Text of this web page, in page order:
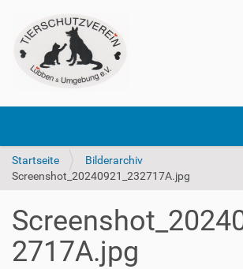
Startseite
Bilderarchiv
Screenshot_20240921_232717A.jpg
2717A.jpg